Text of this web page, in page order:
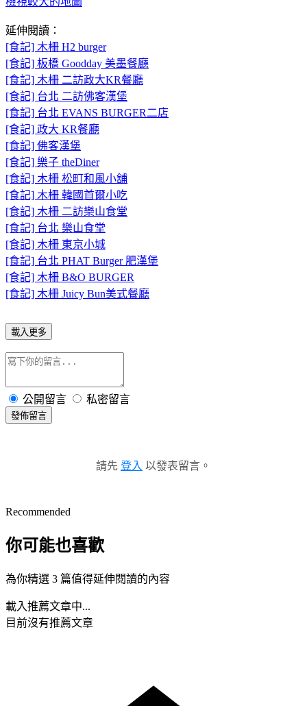
延伸閱讀：
[食記] 木柵 H2 burger
[食記] 板橋 Goodday 美墨餐廳
[食記] 木柵 二訪政大KR餐廳
[食記] 台北 二訪佛客漢堡
[食記] 台北 EVANS BURGER二店
[食記] 政大 KR餐廳
[食記] 佛客漢堡
[食記] 樂子 theDiner
[食記] 木柵 松町和風小舖
[食記] 木柵 韓國首爾小吃
[食記] 木柵 二訪樂山食堂
[食記] 台北 樂山食堂
[食記] 木柵 東京小城
[食記] 台北 PHAT Burger 肥漢堡
[食記] 木柵 B&O BURGER
[食記] 木柵 Juicy Bun美式餐廳
載入更多
公開留言 私密留言
發佈留言
請先 登入 以發表留言。
Recommended
你可能也喜歡
為你精選 3 篇值得延伸閱讀的內容
載入推薦文章中...
目前沒有推薦文章